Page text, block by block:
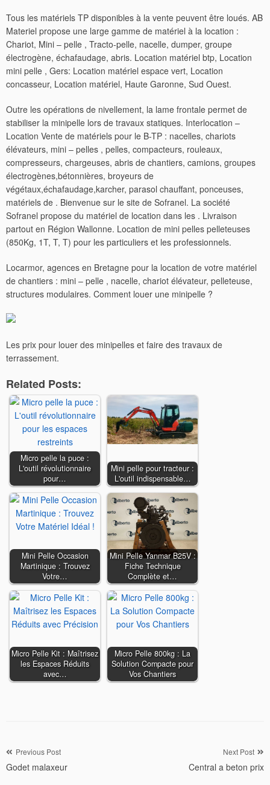
Tous les matériels TP disponibles à la vente peuvent être loués. AB
Materiel propose une large gamme de matériel à la location :
Chariot, Mini – pelle , Tracto-pelle, nacelle, dumper, groupe
électrogène, échafaudage, abris. Location matériel btp, Location
mini pelle , Gers: Location matériel espace vert, Location
concasseur, Location matériel, Haute Garonne, Sud Ouest.
Outre les opérations de nivellement, la lame frontale permet de
stabiliser la minipelle lors de travaux statiques. Interlocation –
Location Vente de matériels pour le B-TP : nacelles, chariots
élévateurs, mini – pelles , pelles, compacteurs, rouleaux,
compresseurs, chargeuses, abris de chantiers, camions, groupes
électrogènes,bétonnières, broyeurs de
végétaux,échafaudage,karcher, parasol chauffant, ponceuses,
matériels de . Bienvenue sur le site de Sofranel. La société
Sofranel propose du matériel de location dans les . Livraison
partout en Région Wallonne. Location de mini pelles pelleteuses
(850Kg, 1T, T, T) pour les particuliers et les professionnels.
Locarmor, agences en Bretagne pour la location de votre matériel
de chantiers : mini – pelle , nacelle, chariot élévateur, pelleteuse,
structures modulaires. Comment louer une minipelle ?
Les prix pour louer des minipelles et faire des travaux de
terrassement.
Related Posts:
Micro pelle la puce :
L'outil révolutionnaire
pour…
Mini pelle pour tracteur :
L'outil indispensable…
Mini Pelle Occasion
Martinique : Trouvez
Votre…
Mini Pelle Yanmar B25V :
Fiche Technique
Complète et…
Micro Pelle Kit : Maîtrisez
les Espaces Réduits
avec…
Micro Pelle 800kg : La
Solution Compacte pour
Vos Chantiers
Navigation
de
Previous Post
Godet malaxeur
Next Post
Central a beton prix